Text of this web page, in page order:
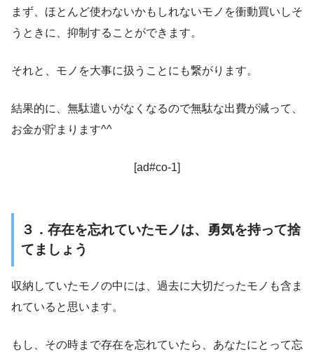
まず、ほとんど使わないかもしれないモノを衝動買いしそ
うときに、抑制することができます。
それと、モノを大事に扱うことにも繋がります。
結果的に、無駄遣いがなくなるので無駄な出費が減って、
お金が貯まります^^
[ad#co-1]
３．存在を忘れていたモノは、勇気を持って捨
てましょう
収納していたモノの中には、過去に大切だったモノも含ま
れていると思います。
もし、その時まで存在を忘れていたら、あなたにとって忘